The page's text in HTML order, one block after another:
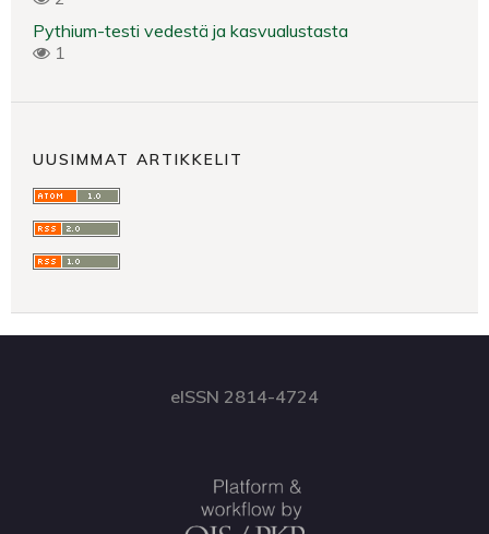
Pythium-testi vedestä ja kasvualustasta
1
UUSIMMAT ARTIKKELIT
eISSN 2814-4724